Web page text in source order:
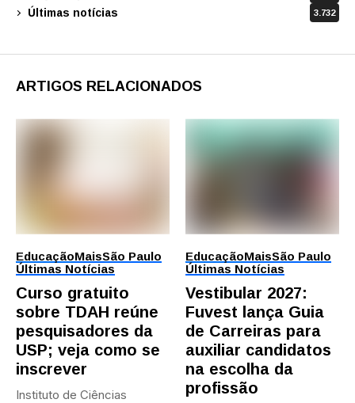
Últimas notícias 3.732
ARTIGOS RELACIONADOS
EducaçãoMaisSão Paulo
Últimas Notícias
Curso gratuito
sobre TDAH reúne
pesquisadores da
USP; veja como se
inscrever
Instituto de Ciências
EducaçãoMaisSão Paulo
Últimas Notícias
Vestibular 2027:
Fuvest lança Guia
de Carreiras para
auxiliar candidatos
na escolha da
profissão